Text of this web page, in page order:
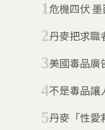
危機四伏
丹麥把求職
美國毒品廣
不是毒品讓
丹麥「性愛救護車」